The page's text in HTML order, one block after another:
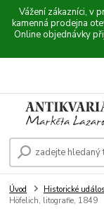
Vážení zákazníci, v
kamenná prodejna
Online objednávky
Úvod Historické
Höfelich, litografie, 1849